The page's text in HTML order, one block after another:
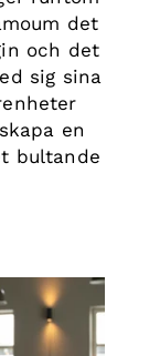
det
och det
sig sina
en
bultande